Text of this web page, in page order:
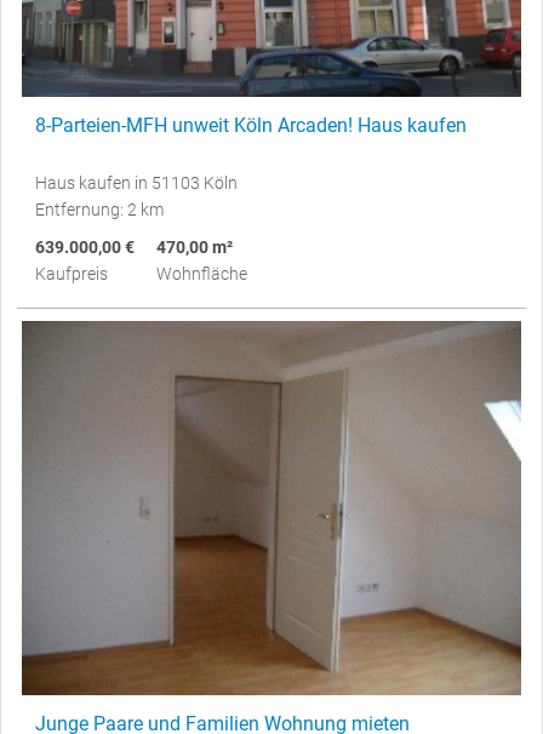
8-Parteien-MFH unweit Köln Arcaden! Haus kaufen
Haus kaufen in 51103 Köln
Entfernung: 2 km
639.000,00 €
Kaufpreis
470,00 m²
Wohnfläche
Junge Paare und Familien Wohnung mieten